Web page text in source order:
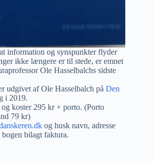
information og synspunkter flyder
ikke længere er til stede, er emnet
Ole Hasselbalchs sidste
udgivet af Ole Hasselbalch på Den
i 2019.
og koster 295 kr + porto. (Porto
79 kr)
og husk navn, adresse
bilagt faktura.